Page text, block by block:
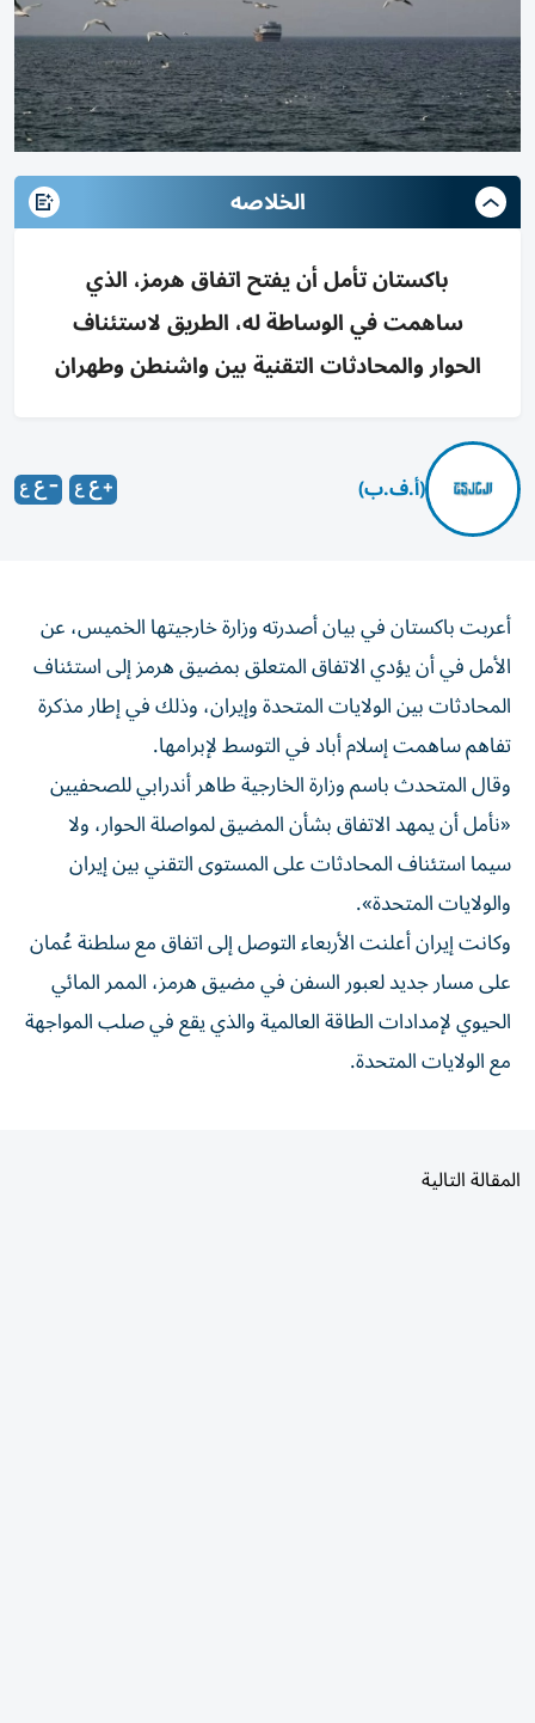
الخلاصه
باكستان تأمل أن يفتح اتفاق هرمز، الذي
ساهمت في الوساطة له، الطريق لاستئناف
الحوار والمحادثات التقنية بين واشنطن وطهران
(أ.ف.ب)
أعربت باكستان في بيان أصدرته وزارة خارجيتها الخميس، عن
الأمل في أن يؤدي الاتفاق المتعلق بمضيق هرمز إلى استئناف
المحادثات بين الولايات المتحدة وإيران، وذلك في إطار مذكرة
تفاهم ساهمت إسلام أباد في التوسط لإبرامها.
وقال المتحدث باسم وزارة الخارجية طاهر أندرابي للصحفيين
«نأمل أن يمهد الاتفاق بشأن المضيق لمواصلة الحوار، ولا
سيما استئناف المحادثات على المستوى التقني بين إيران
والولايات المتحدة».
وكانت إيران أعلنت الأربعاء التوصل إلى اتفاق مع سلطنة عُمان
على مسار جديد لعبور السفن في مضيق هرمز، الممر المائي
الحيوي لإمدادات الطاقة العالمية والذي يقع في صلب المواجهة
مع الولايات المتحدة.